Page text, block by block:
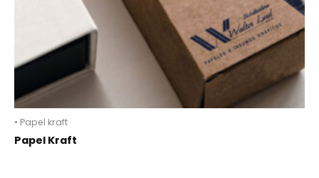
• Papel kraft
Papel Kraft